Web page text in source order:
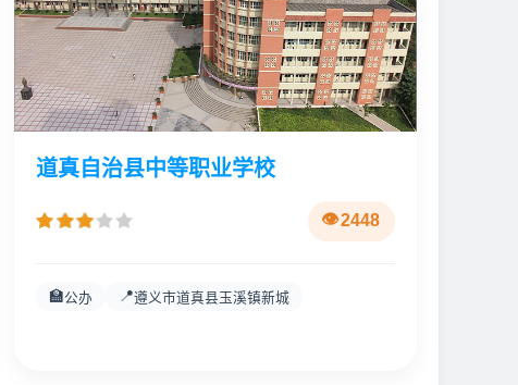
道真自治县中等职业学校
2448
🏫公办 📍遵义市道真县玉溪镇新城